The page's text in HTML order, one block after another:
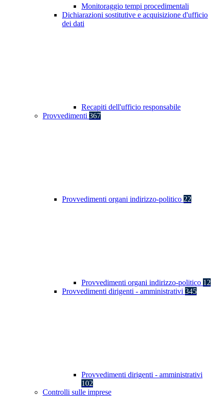
Monitoraggio tempi procedimentali
Dichiarazioni sostitutive e acquisizione d'ufficio
dei dati
Recapiti dell'ufficio responsabile
Provvedimenti 367
Provvedimenti organi indirizzo-politico 22
Provvedimenti organi indirizzo-politico 12
Provvedimenti dirigenti - amministrativi 345
Provvedimenti dirigenti - amministrativi
102
Controlli sulle imprese